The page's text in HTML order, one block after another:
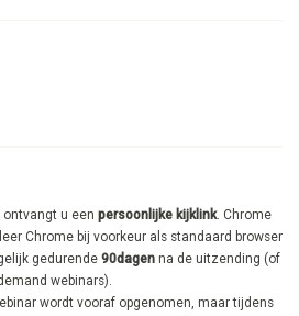
ontvangt u een persoonlijke kijklink. Chrome
Chrome bij voorkeur als standaard browser
gedurende 90dagen na de uitzending (of
webinars).
wordt vooraf opgenomen, maar tijdens